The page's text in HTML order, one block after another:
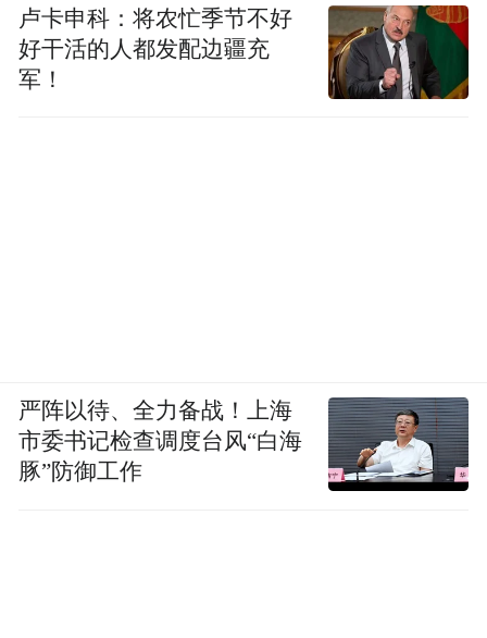
卢卡申科：将农忙季节不好
好干活的人都发配边疆充
军！
严阵以待、全力备战！上海
市委书记检查调度台风“白海
豚”防御工作